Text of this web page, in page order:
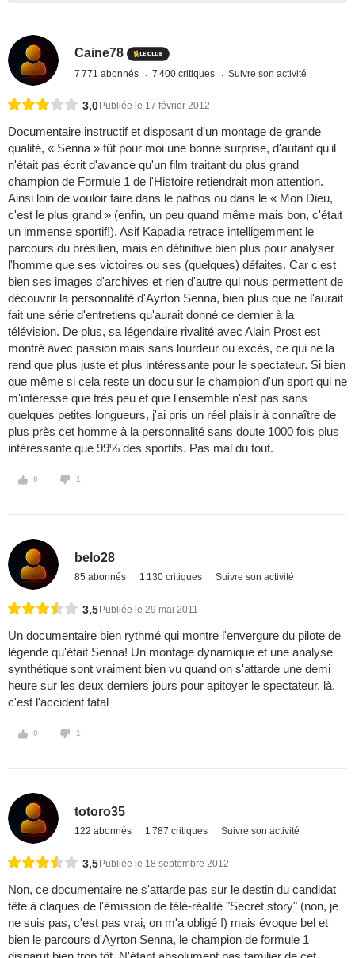
Caine78
7 771 abonnés 7 400 critiques Suivre son activité
3,0 Publiée le 17 février 2012
Documentaire instructif et disposant d'un montage de grande
qualité, « Senna » fût pour moi une bonne surprise, d'autant qu'il
n'était pas écrit d'avance qu'un film traitant du plus grand
champion de Formule 1 de l'Histoire retiendrait mon attention.
Ainsi loin de vouloir faire dans le pathos ou dans le « Mon Dieu,
c'est le plus grand » (enfin, un peu quand même mais bon, c'était
un immense sportif!), Asif Kapadia retrace intelligemment le
parcours du brésilien, mais en définitive bien plus pour analyser
l'homme que ses victoires ou ses (quelques) défaites. Car c'est
bien ses images d'archives et rien d'autre qui nous permettent de
découvrir la personnalité d'Ayrton Senna, bien plus que ne l'aurait
fait une série d'entretiens qu'aurait donné ce dernier à la
télévision. De plus, sa légendaire rivalité avec Alain Prost est
montré avec passion mais sans lourdeur ou excès, ce qui ne la
rend que plus juste et plus intéressante pour le spectateur. Si bien
que même si cela reste un docu sur le champion d'un sport qui ne
m'intéresse que très peu et que l'ensemble n'est pas sans
quelques petites longueurs, j'ai pris un réel plaisir à connaître de
plus près cet homme à la personnalité sans doute 1000 fois plus
intéressante que 99% des sportifs. Pas mal du tout.
0 1
belo28
85 abonnés 1 130 critiques Suivre son activité
3,5 Publiée le 29 mai 2011
Un documentaire bien rythmé qui montre l'envergure du pilote de
légende qu'était Senna! Un montage dynamique et une analyse
synthétique sont vraiment bien vu quand on s'attarde une demi
heure sur les deux derniers jours pour apitoyer le spectateur, là,
c'est l'accident fatal
0 1
totoro35
122 abonnés 1 787 critiques Suivre son activité
3,5 Publiée le 18 septembre 2012
Non, ce documentaire ne s'attarde pas sur le destin du candidat
tête à claques de l'émission de télé-réalité "Secret story" (non, je
ne suis pas, c'est pas vrai, on m'a obligé !) mais évoque bel et
bien le parcours d'Ayrton Senna, le champion de formule 1